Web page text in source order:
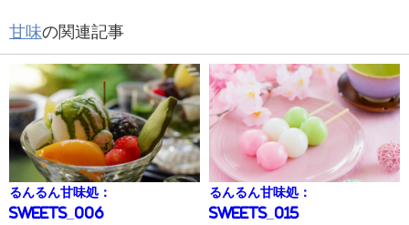
甘味の関連記事
るんるん甘味処：
Sweets_006
るんるん甘味処：
Sweets_015